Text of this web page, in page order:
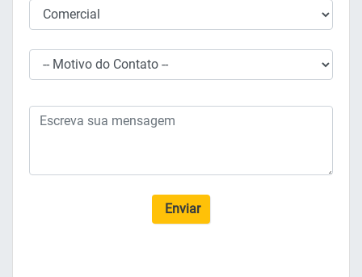
Enviar